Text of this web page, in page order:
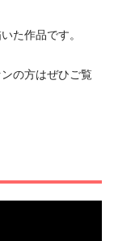
た作品です。
の方はぜひご覧